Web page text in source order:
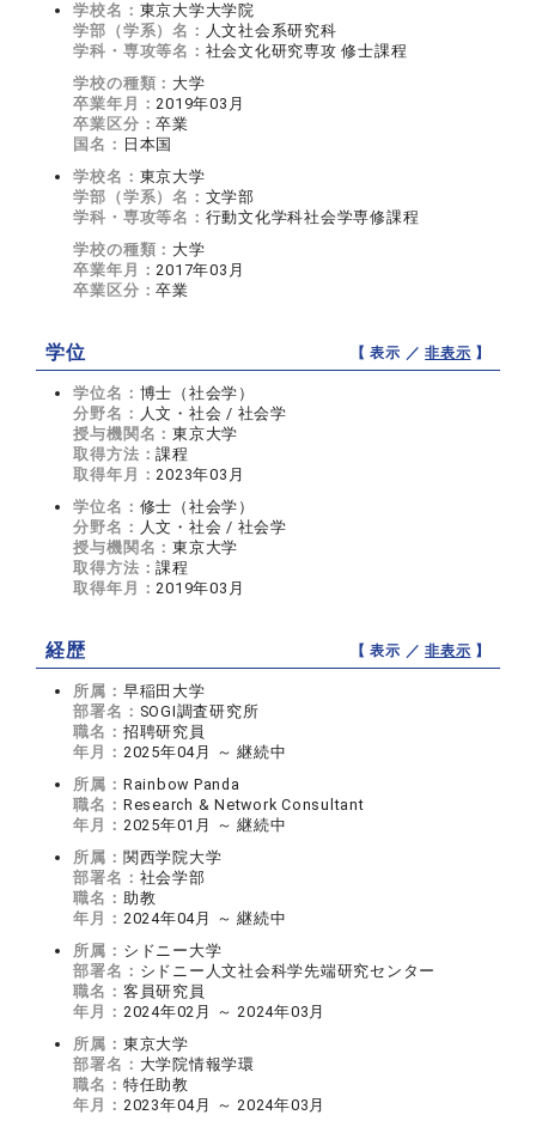
学校名： 東京大学大学院
学部（学系）名： 人文社会系研究科
学科・専攻等名： 社会文化研究専攻 修士課程
学校の種類： 大学
卒業年月：2019年03月
卒業区分：卒業
国名： 日本国
学校名： 東京大学
学部（学系）名： 文学部
学科・専攻等名： 行動文化学科社会学専修課程
学校の種類： 大学
卒業年月：2017年03月
卒業区分：卒業
学位 【 表示 ／非表示 】
学位名： 博士（社会学）
分野名： 人文・社会 / 社会学
授与機関名：東京大学
取得方法：課程
取得年月：2023年03月
学位名： 修士（社会学）
分野名： 人文・社会 / 社会学
授与機関名：東京大学
取得方法：課程
取得年月：2019年03月
経歴 【 表示 ／非表示 】
所属： 早稲田大学
部署名： SOGI調査研究所
職名： 招聘研究員
年月： 2025年04月 ～ 継続中
所属： Rainbow Panda
職名： Research & Network Consultant
年月： 2025年01月 ～ 継続中
所属： 関西学院大学
部署名： 社会学部
職名： 助教
年月： 2024年04月 ～ 継続中
所属： シドニー大学
部署名： シドニー人文社会科学先端研究センター
職名： 客員研究員
年月： 2024年02月 ～ 2024年03月
所属： 東京大学
部署名： 大学院情報学環
職名： 特任助教
年月： 2023年04月 ～ 2024年03月